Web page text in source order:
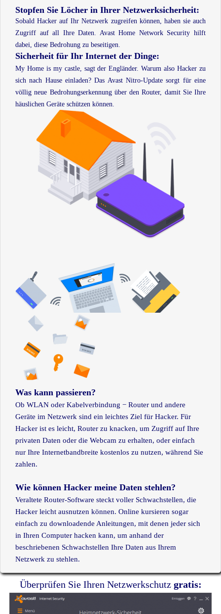
Stopfen Sie Löcher in Ihrer Netzwerksicherheit:
Sobald Hacker auf Ihr Netzwerk zugreifen können, haben sie auch
Zugriff auf all Ihre Daten. Avast Home Network Security hilft
dabei, diese Bedrohung zu beseitigen.
Sicherheit für Ihr Internet der Dinge:
My Home is my castle, sagt der Engländer. Warum also Hacker zu
sich nach Hause einladen? Das Avast Nitro-Update sorgt für eine
völlig neue Bedrohungserkennung über den Router, damit Sie Ihre
häuslichen Geräte schützen können.
Was kann passieren?
Ob WLAN oder Kabelverbindung − Router und andere
Geräte im Netzwerk sind ein leichtes Ziel für Hacker. Für
Hacker ist es leicht, Router zu knacken, um Zugriff auf Ihre
privaten Daten oder die Webcam zu erhalten, oder einfach
nur Ihre Internetbandbreite kostenlos zu nutzen, während Sie
zahlen.
Wie können Hacker meine Daten stehlen?
Veraltete Router-Software steckt voller Schwachstellen, die
Hacker leicht ausnutzen können. Online kursieren sogar
einfach zu downloadende Anleitungen, mit denen jeder sich
in Ihren Computer hacken kann, um anhand der
beschriebenen Schwachstellen Ihre Daten aus Ihrem
Netzwerk zu stehlen.
Überprüfen Sie Ihren Netzwerkschutz gratis: